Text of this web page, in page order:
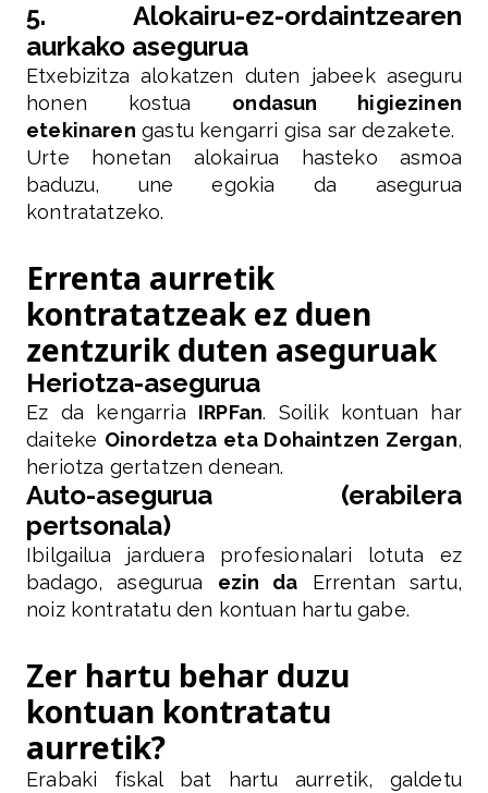
5. Alokairu-ez-ordaintzearen
aurkako asegurua
Etxebizitza alokatzen duten jabeek aseguru
honen kostua ondasun higiezinen
etekinaren gastu kengarri gisa sar dezakete.
Urte honetan alokairua hasteko asmoa
baduzu, une egokia da asegurua
kontratatzeko.
Errenta aurretik
kontratatzeak ez duen
zentzurik duten aseguruak
Heriotza-asegurua
Ez da kengarria IRPFan. Soilik kontuan har
daiteke Oinordetza eta Dohaintzen Zergan,
heriotza gertatzen denean.
Auto-asegurua (erabilera
pertsonala)
Ibilgailua jarduera profesionalari lotuta ez
badago, asegurua ezin da Errentan sartu,
noiz kontratatu den kontuan hartu gabe.
Zer hartu behar duzu
kontuan kontratatu
aurretik?
Erabaki fiskal bat hartu aurretik, galdetu